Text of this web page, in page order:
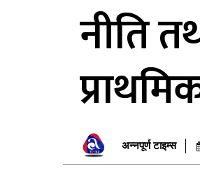
नीति
अन्नपूर्ण टाइम्स